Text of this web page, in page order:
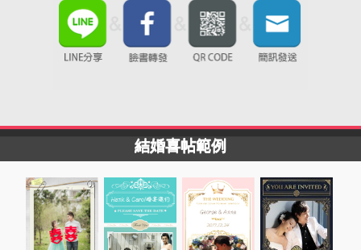
結婚喜帖範例